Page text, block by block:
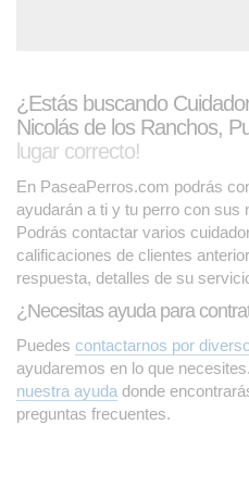
¿Estás buscando
Nicolás de los Ranchos,
lugar correcto!
En PaseaPerros.com podrás
ayudarán a ti y tu perro con sus
Podrás contactar varios
calificaciones de clientes
respuesta, detalles de su
¿Necesitas ayuda para
Puedes contactarnos por
ayudaremos en lo que
nuestra ayuda donde
preguntas frecuentes.